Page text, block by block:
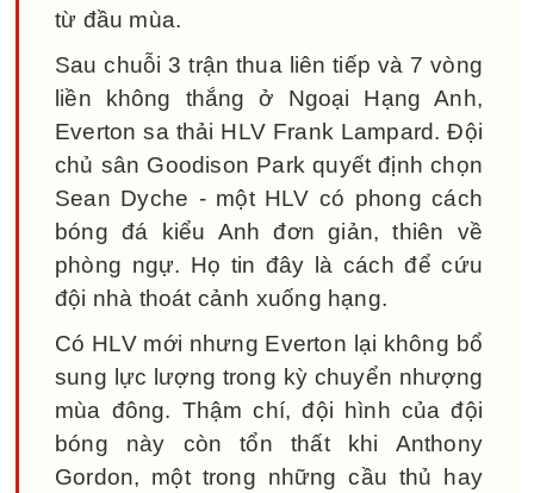
từ đầu mùa.
Sau chuỗi 3 trận thua liên tiếp và 7 vòng
liền không thắng ở Ngoại Hạng Anh,
Everton sa thải HLV Frank Lampard. Đội
chủ sân Goodison Park quyết định chọn
Sean Dyche - một HLV có phong cách
bóng đá kiểu Anh đơn giản, thiên về
phòng ngự. Họ tin đây là cách để cứu
đội nhà thoát cảnh xuống hạng.
Có HLV mới nhưng Everton lại không bổ
sung lực lượng trong kỳ chuyển nhượng
mùa đông. Thậm chí, đội hình của đội
bóng này còn tổn thất khi Anthony
Gordon, một trong những cầu thủ hay